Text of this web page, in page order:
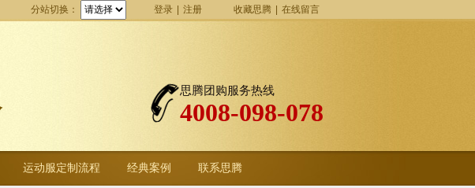
分站切换： 登录 注册 收藏思腾 在线留言
思腾团购服务热线
4008-098-078
运动服定制流程 经典案例 联系思腾